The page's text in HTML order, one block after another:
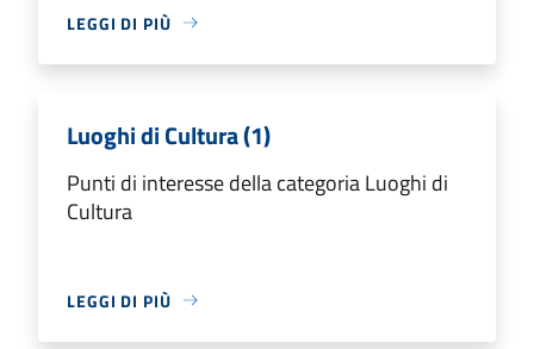
LEGGI DI PIÙ
Luoghi di Cultura (1)
Punti di interesse della categoria Luoghi di
Cultura
LEGGI DI PIÙ